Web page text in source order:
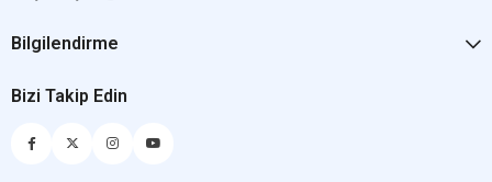
Bilgilendirme
Bizi Takip Edin